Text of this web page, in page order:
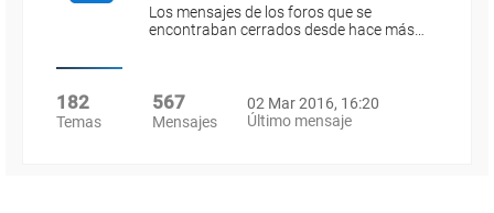
Los mensajes de los foros que se
encontraban cerrados desde hace más…
182
Temas
567
Mensajes
02 Mar 2016, 16:20
Último mensaje